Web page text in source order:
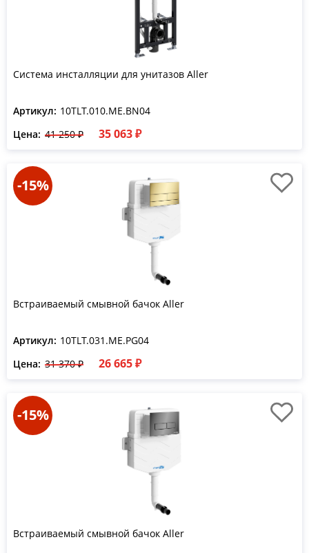
Система инсталляции для унитазов Aller
Артикул: 10TLT.010.ME.BN04
Цена: 41 250 ₽ 35 063 ₽
-15%
Встраиваемый смывной бачок Aller
Артикул: 10TLT.031.ME.PG04
Цена: 31 370 ₽ 26 665 ₽
-15%
Встраиваемый смывной бачок Aller